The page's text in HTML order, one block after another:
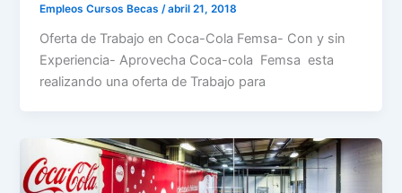
Empleos Cursos Becas /abril 21, 2018
Oferta de Trabajo en Coca-Cola Femsa- Con y sin
Experiencia- Aprovecha Coca-cola Femsa esta
realizando una oferta de Trabajo para